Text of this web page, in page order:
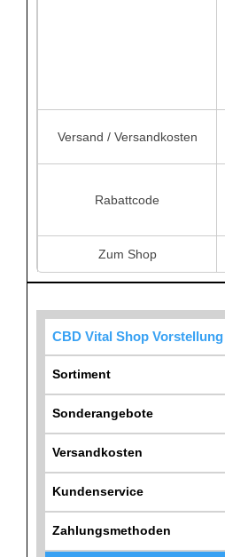
Versand / Versandkosten
Rabattcode
Zum Shop
CBD Vital Shop Vorstellung
Sortiment
Sonderangebote
Versandkosten
Kundenservice
Zahlungsmethoden